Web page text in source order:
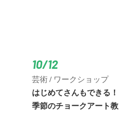
10/12
芸術 / ワークショップ
はじめてさんもできる！
季節のチョークアート教